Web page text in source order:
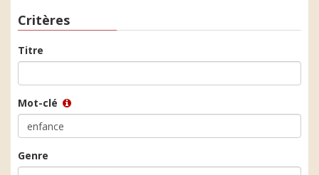
Critères
Titre
Mot-clé
Genre